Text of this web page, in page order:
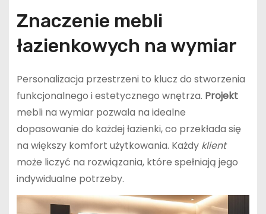
Znaczenie mebli
łazienkowych na wymiar
Personalizacja przestrzeni to klucz do stworzenia
funkcjonalnego i estetycznego wnętrza. Projekt
mebli na wymiar pozwala na idealne
dopasowanie do każdej łazienki, co przekłada się
na większy komfort użytkowania. Każdy klient
może liczyć na rozwiązania, które spełniają jego
indywidualne potrzeby.